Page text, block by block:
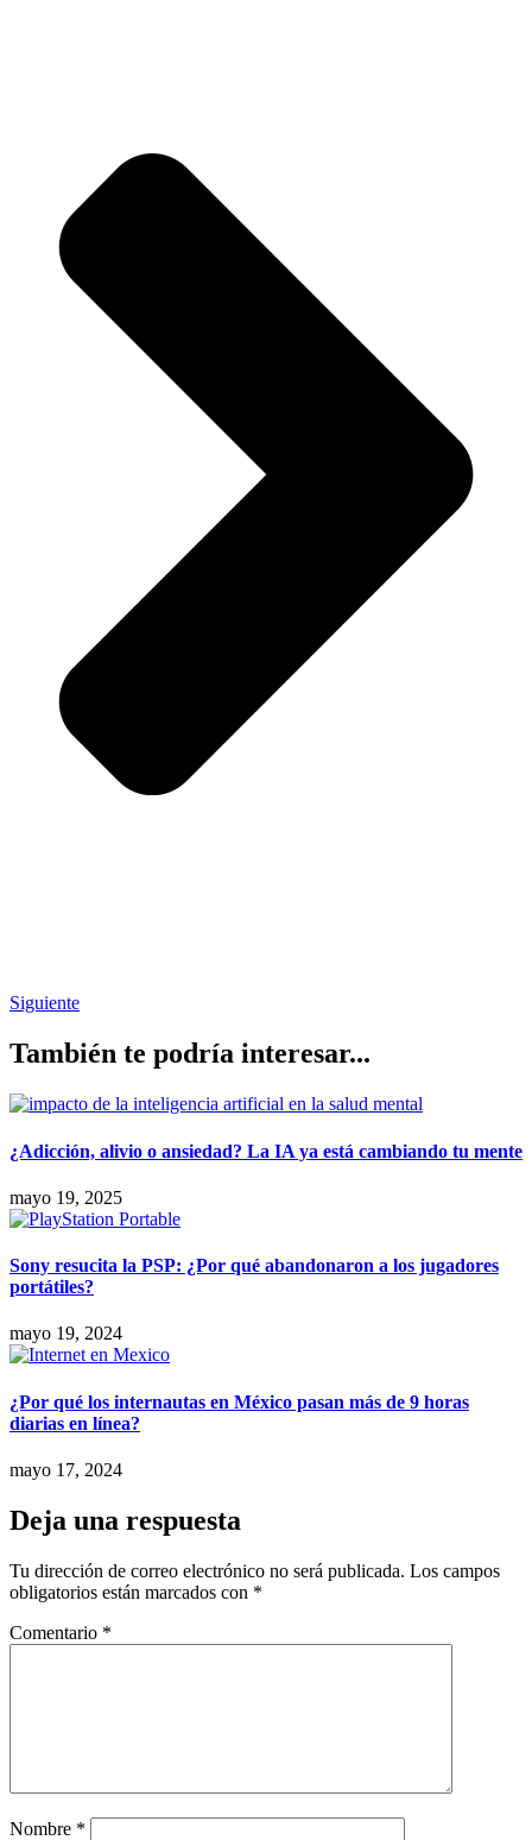
Siguiente
También te podría interesar...
¿Adicción, alivio o ansiedad? La IA ya está cambiando tu mente
mayo 19, 2025
Sony resucita la PSP: ¿Por qué abandonaron a los jugadores
portátiles?
mayo 19, 2024
¿Por qué los internautas en México pasan más de 9 horas
diarias en línea?
mayo 17, 2024
Deja una respuesta
Tu dirección de correo electrónico no será publicada. Los campos
obligatorios están marcados con *
Comentario *
Nombre *